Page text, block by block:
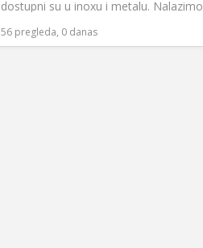
dostupni su u inoxu i metalu. Nalazimo
56 pregleda, 0 danas